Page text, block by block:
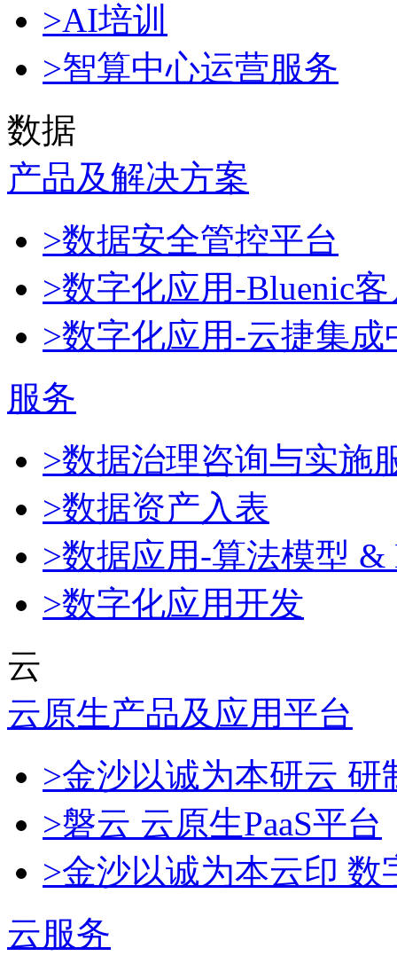
>AI培训
>智算中心运营服务
数据
产品及解决方案
>数据安全管控平台
>数字化应用-Bluenic
>数字化应用-云捷集成
服务
>数据治理咨询与实施
>数据资产入表
>数据应用-算法模型 &
>数字化应用开发
云
云原生产品及应用平台
>金沙以诚为本研云
>磐云 云原生PaaS平台
>金沙以诚为本云印 数
云服务